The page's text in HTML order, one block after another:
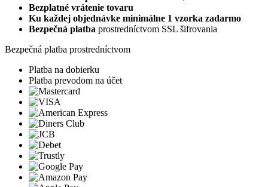
Bezplatné vrátenie tovaru
Ku každej objednávke minimálne 1 vzorka zadarmo
Bezpečná platba prostredníctvom SSL šifrovania
Bezpečná platba prostredníctvom
Platba na dobierku
Platba prevodom na účet